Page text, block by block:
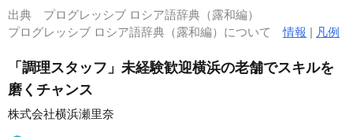
出典 プログレッシブ ロシア語辞典（露和編）
プログレッシブ ロシア語辞典（露和編）について情報 | 凡例
「調理スタッフ」未経験歓迎横浜の老舗でスキルを
磨くチャンス
株式会社横浜瀬里奈